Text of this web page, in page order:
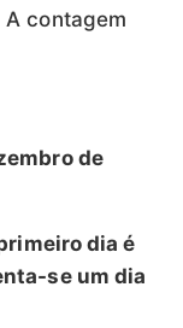
A contagem
de
dia é
se um dia